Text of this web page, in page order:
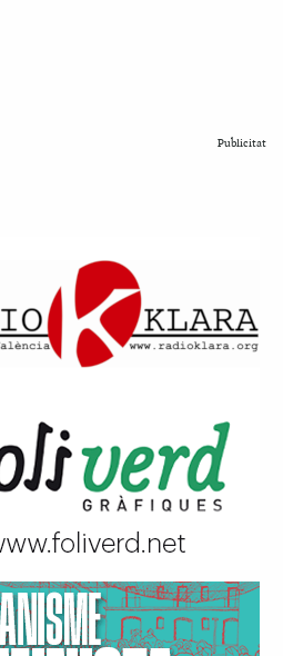
Publicitat